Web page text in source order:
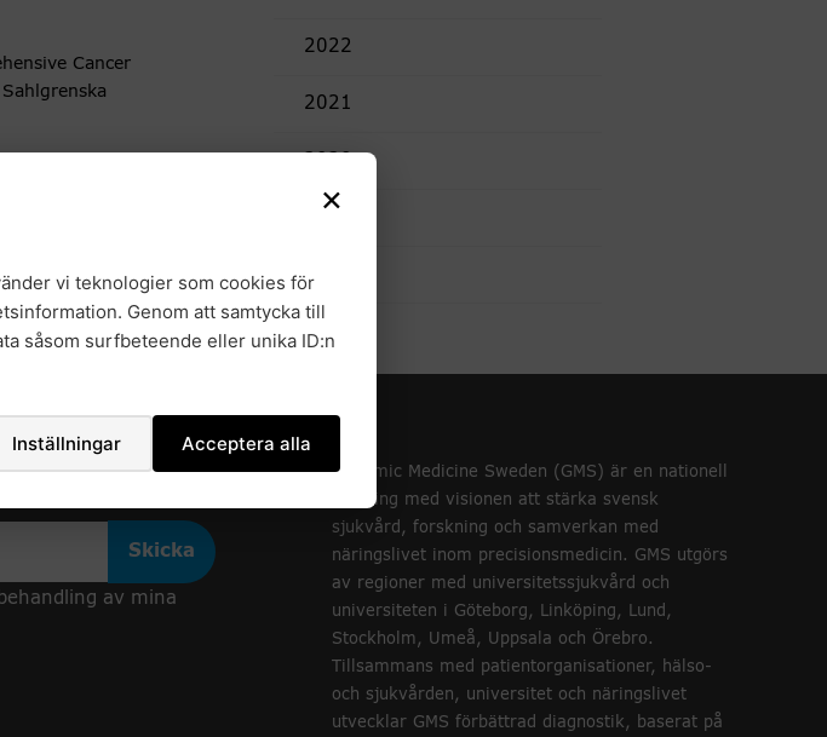
Cancer
2022
2021
2018
nyhetsbrev
behandling av mina
Genomic Medicine Sweden (GMS) är en nationell
satsning med visionen att stärka svensk
sjukvård, forskning och samverkan med
näringslivet inom precisionsmedicin. GMS utgörs
av regioner med universitetssjukvård och
universiteten i Göteborg, Linköping, Lund,
Stockholm, Umeå, Uppsala och Örebro.
Tillsammans med patientorganisationer, hälso-
och sjukvården, universitet och näringslivet
utvecklar GMS förbättrad diagnostik, baserat på
×
vi teknologier som cookies för
Genom att samtycka till
såsom surfbeteende eller unika ID:n
Inställningar Acceptera alla